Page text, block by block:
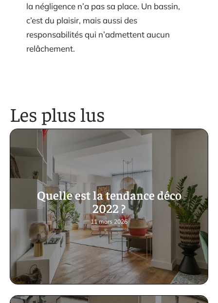
la négligence n’a pas sa place. Un bassin,
c’est du plaisir, mais aussi des
responsabilités qui n’admettent aucun
relâchement.
Les plus lus
Quelle est la tendance déco
2022 ?
11 mars 2026